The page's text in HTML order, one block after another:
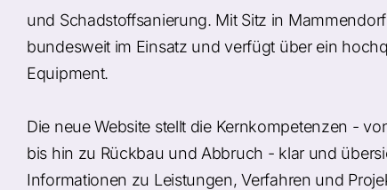
und Schadstoffsanierung. Mit Sitz in
bundesweit im Einsatz und verfügt über ein
Equipment.
Die neue Website stellt die Kernkompetenzen -
bis hin zu Rückbau und Abbruch - klar und
Informationen zu Leistungen, Verfahren und